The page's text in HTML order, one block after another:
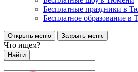
Бесплатные праздники в
Бесплатное образование в
Открыть меню Закрыть меню
Что ищем?
Найти